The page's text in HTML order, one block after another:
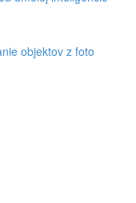
objektov z foto